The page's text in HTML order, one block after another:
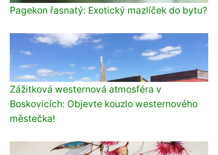
Pagekon řasnatý: Exotický mazlíček do bytu?
Zážitková westernová atmosféra v
Boskovicích: Objevte kouzlo westernového
městečka!